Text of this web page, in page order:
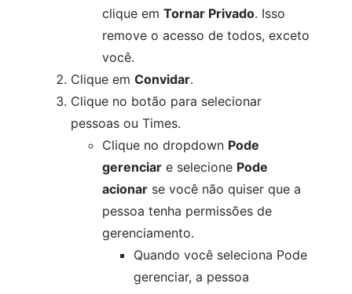
clique em Tornar Privado. Isso
remove o acesso de todos, exceto
você.
Clique em Convidar.
Clique no botão para selecionar
pessoas ou Times.
Clique no dropdown Pode
gerenciar e selecione Pode
acionar se você não quiser que a
pessoa tenha permissões de
gerenciamento.
Quando você seleciona Pode
gerenciar, a pessoa